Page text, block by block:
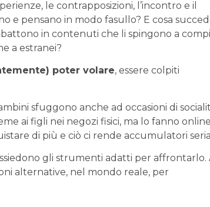
le contrapposizioni, l’incontro e il
e pensano in modo fasullo? E cosa
in contenuti che li spingono a
a estranei?
poter volare, essere colpiti
sfuggono anche ad occasioni di
ai figli nei negozi fisici, ma lo fanno
di più e ciò ci rende accumulatori
gli strumenti adatti per affrontarlo.
alternative, nel mondo reale, per